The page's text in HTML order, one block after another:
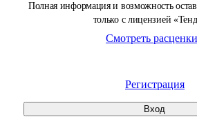
Полная информация и возможность
только с лицензией
Смотреть расценки
Регистрация
Вход